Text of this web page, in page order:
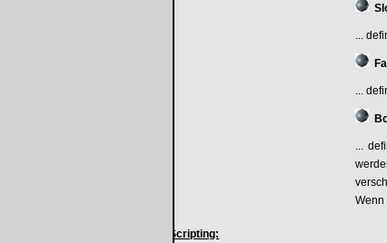
...
...
...
Wenn
Scripting: